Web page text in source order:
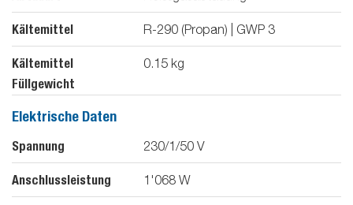
Kältemittel R-290 (Propan) | GWP 3
Kältemittel
Füllgewicht
0.15 kg
Elektrische Daten
Spannung 230/1/50 V
Anschlussleistung 1'068 W